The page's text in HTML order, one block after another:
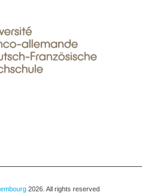
2026. All rights reserved